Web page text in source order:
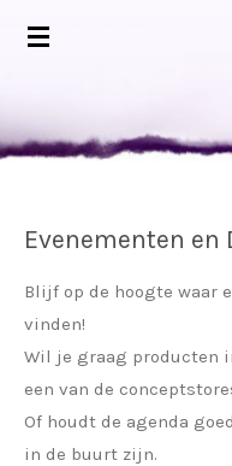
Ga
hoofdinhoud
Evenementen en
Blijf op de hoogte waar
vinden!
Wil je graag producten
een van de
Of houdt de agenda
in de buurt zijn.